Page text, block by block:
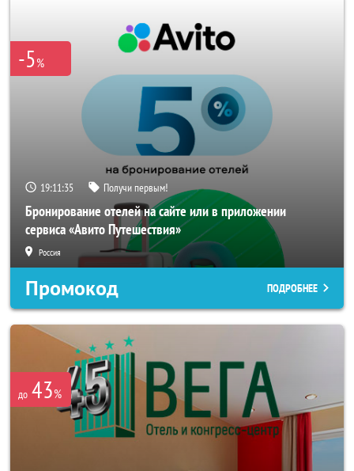
-5%
19:11:35 Получи первым!
Бронирование отелей на сайте или в приложении
сервиса «Авито Путешествия»
Россия
Промокод ПОДРОБНЕЕ
до 43%